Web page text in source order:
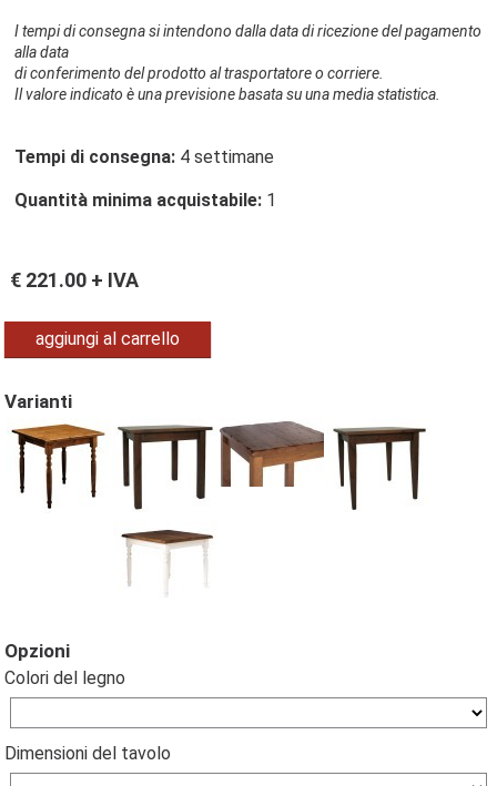
I tempi di consegna si intendono dalla data di ricezione del pagamento
alla data
di conferimento del prodotto al trasportatore o corriere.
Il valore indicato è una previsione basata su una media statistica.
Tempi di consegna: 4 settimane
Quantità minima acquistabile: 1
€ 221.00 + IVA
aggiungi al carrello
Varianti
Opzioni
Colori del legno
Dimensioni del tavolo